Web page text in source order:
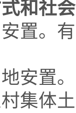
和社
。有
置。
集体